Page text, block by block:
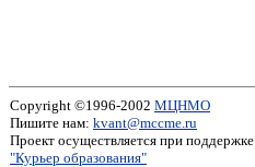
Copyright ©1996-2002 МЦНМО
Пишите нам: kvant@mccme.ru
Проект осуществляется при поддержке
"Курьер образования"